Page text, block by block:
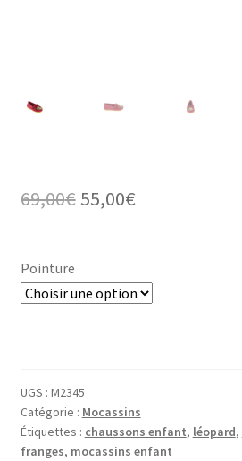
69,00€ Le
était :
55,00€Le
est :
Pointure
UGS : M2345
Catégorie : Mocassins
Étiquettes : chaussons enfant, léopard,
franges, mocassins enfant